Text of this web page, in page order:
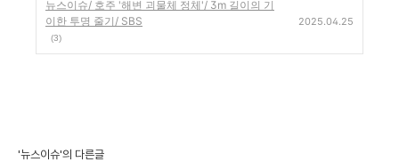
뉴스이슈/ 호주 '해변 괴물체 정체'/ 3m 길이의 기
이한 투명 줄기/ SBS
(3)
2025.04.25
'뉴스이슈'의 다른글